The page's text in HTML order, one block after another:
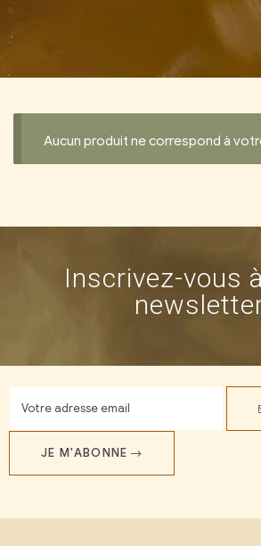
Aucun produit ne correspond à
Inscrivez-vous
JE M'ABONNE